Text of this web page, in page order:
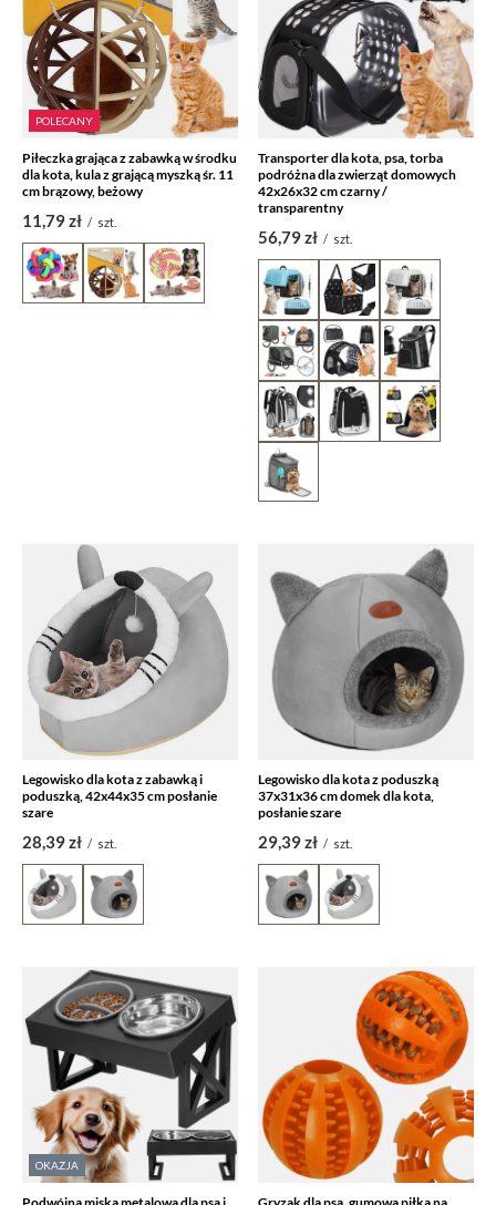
POLECANY
Piłeczka grająca z zabawką w środku
dla kota, kula z grającą myszką śr. 11
cm brązowy, beżowy
11,79 zł / szt.
Transporter dla kota, psa, torba
podróżna dla zwierząt domowych
42x26x32 cm czarny /
transparentny
56,79 zł / szt.
Legowisko dla kota z zabawką i
poduszką, 42x44x35 cm posłanie
szare
28,39 zł / szt.
Legowisko dla kota z poduszką
37x31x36 cm domek dla kota,
posłanie szare
29,39 zł / szt.
OKAZJA